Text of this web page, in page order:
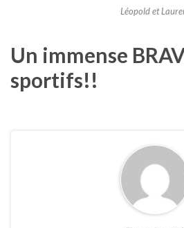
Léopold et
Un immense
sportifs!!